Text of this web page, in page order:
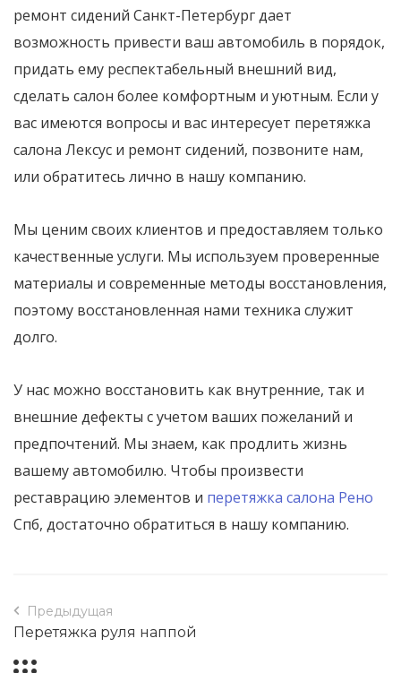
ремонт сидений Санкт-Петербург дает
возможность привести ваш автомобиль в порядок,
придать ему респектабельный внешний вид,
сделать салон более комфортным и уютным. Если у
вас имеются вопросы и вас интересует перетяжка
салона Лексус и ремонт сидений, позвоните нам,
или обратитесь лично в нашу компанию.
Мы ценим своих клиентов и предоставляем только
качественные услуги. Мы используем проверенные
материалы и современные методы восстановления,
поэтому восстановленная нами техника служит
долго.
У нас можно восстановить как внутренние, так и
внешние дефекты с учетом ваших пожеланий и
предпочтений. Мы знаем, как продлить жизнь
вашему автомобилю. Чтобы произвести
реставрацию элементов и перетяжка салона Рено
Спб, достаточно обратиться в нашу компанию.
Предыдущая
Перетяжка руля наппой